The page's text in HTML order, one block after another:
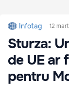
Infotag 12
Sturza:
de UE ar
pentru